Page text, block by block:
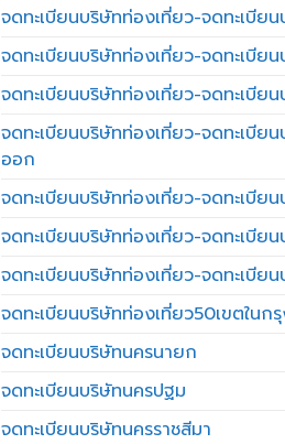
จดทะเบียนบริษัทท่องเที่ยว-จดทะเบีย
จดทะเบียนบริษัทท่องเที่ยว-จดทะเบีย
จดทะเบียนบริษัทท่องเที่ยว-จดทะเบีย
จดทะเบียนบริษัทท่องเที่ยว-จดทะเบีย
ออก
จดทะเบียนบริษัทท่องเที่ยว-จดทะเบีย
จดทะเบียนบริษัทท่องเที่ยว-จดทะเบีย
จดทะเบียนบริษัทท่องเที่ยว-จดทะเบีย
จดทะเบียนบริษัทท่องเที่ยว50เขตในก
จดทะเบียนบริษัทนครนายก
จดทะเบียนบริษัทนครปฐม
จดทะเบียนบริษัทนครราชสีมา